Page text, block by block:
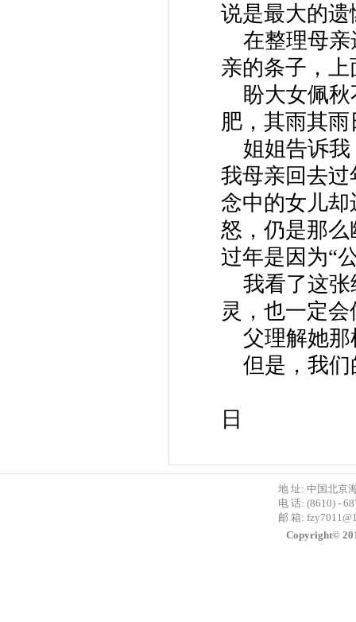
说是最大的遗
在整理母
亲的条子，
盼大女佩
肥，其雨其
姐姐告诉
我母亲回去
念中的女儿
怒，仍是那
过年是因为“
我看了这
灵，也一定会
父理解她
但是，我
日
地 址: 中国北京
电 话: (8610) -
邮 箱:
Copyright©